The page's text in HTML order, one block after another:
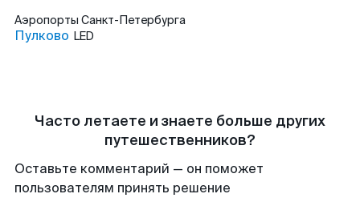
Аэропорты Санкт-Петербурга
Пулково LED
Часто летаете и знаете больше других
путешественников?
Оставьте комментарий — он поможет
пользователям принять решение